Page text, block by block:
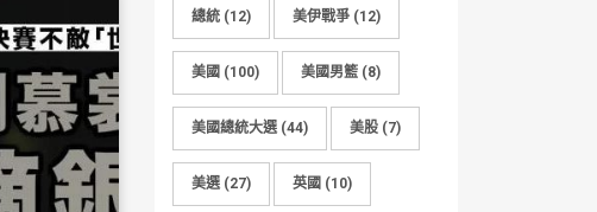
總統 (12) 美伊戰爭 (12)
美國 (100) 美國男籃 (8)
美國總統大選(44) 美股 (7)
美選(27) 英國 (10)